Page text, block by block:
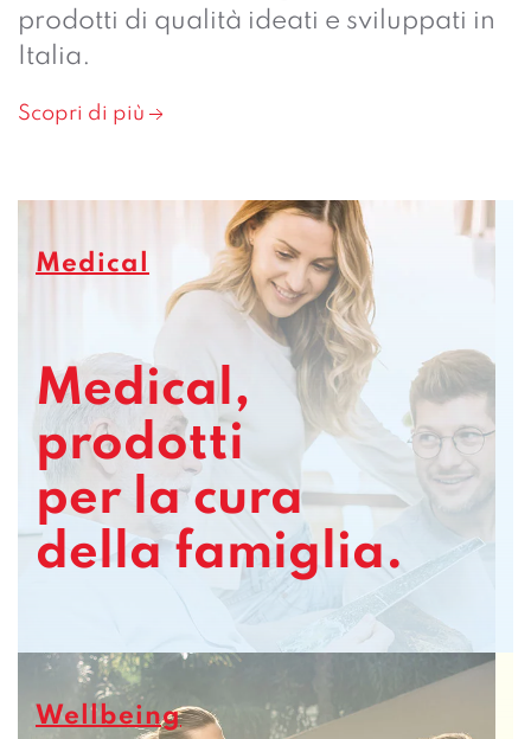
prodotti di qualità ideati e sviluppati in
Italia.
Scopri di più
Medical
Medical,
prodotti
per la cura
della famiglia.
Wellbeing